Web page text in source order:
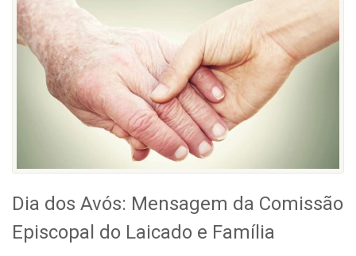
Dia dos Avós: Mensagem da Comissão
Episcopal do Laicado e Família